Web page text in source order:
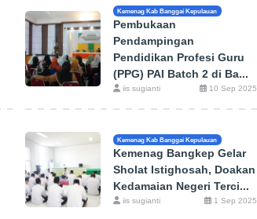
Kemenag Kab Banggai Kepulauan
Pembukaan
Pendampingan
Pendidikan Profesi Guru
(PPG) PAI Batch 2 di Ba...
iis sugianti 10 Sep 2025
Kemenag Kab Banggai Kepulauan
Kemenag Bangkep Gelar
Sholat Istighosah, Doakan
Kedamaian Negeri Terci...
iis sugianti 1 Sep 2025